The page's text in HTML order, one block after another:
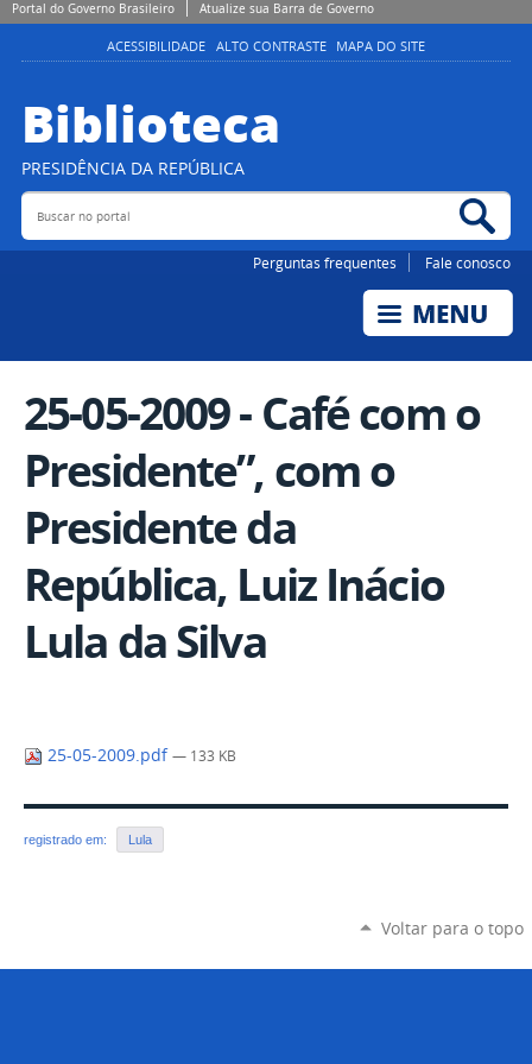
Portal do Governo Brasileiro Atualize sua Barra de Governo
ACESSIBILIDADE ALTO CONTRASTE MAPA DO SITE
Biblioteca
PRESIDÊNCIA DA REPÚBLICA
Buscar no portal
Perguntas frequentes Fale conosco
25-05-2009 - Café com o
Presidente”, com o
Presidente da
República, Luiz Inácio
Lula da Silva
25-05-2009.pdf — 133 KB
registrado em: Lula
Voltar para o topo